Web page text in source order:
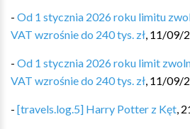
- Od 1 stycznia 2026 roku limitu
VAT wzrośnie do 240 tys. zł, 11/09/
- Od 1 stycznia 2026 roku limit
VAT wzrośnie do 240 tys. zł, 11/09/
- [travels.log.5] Harry Potter z Kęt,